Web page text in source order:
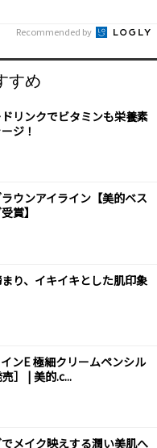
Recommended by
すめ
リンクでビタミンも栄養素
ジ！
ウンアイライン【美的ベス
賞】
り、イキイキとした肌印象
ンE 極細クリームペンシル
売］ | 美的.c...
メイク映えする潤い美肌へ